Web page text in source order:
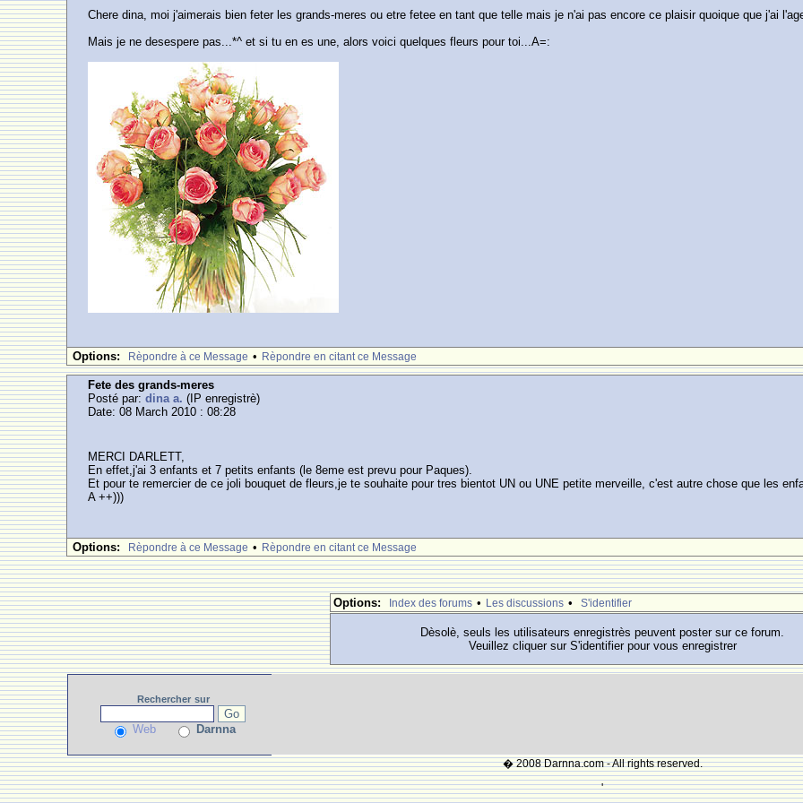
Chere dina, moi j'aimerais bien feter les grands-meres ou etre fetee en tant que telle mais je n'ai pas encore ce plaisir quoique que j'ai
Mais je ne desespere pas...*^ et si tu en es une, alors voici quelques fleurs pour toi...A=:
Options: Rèpondre à ce Message • Rèpondre en citant ce Message
Fete des grands-meres
Posté par:dina a. (IP enregistrè)
Date: 08 March 2010 : 08:28
MERCI DARLETT,
En effet,j'ai 3 enfants et 7 petits enfants (le 8eme est prevu pour Paques).
Et pour te remercier de ce joli bouquet de fleurs,je te souhaite pour tres bientot UN ou UNE petite merveille, c'est autre chose que les
A ++)))
Options: Rèpondre à ce Message • Rèpondre en citant ce Message
Options: Index des forums • Les discussions • S'identifier
Dèsolè, seuls les utilisateurs enregistrès peuvent poster sur ce forum.
Veuillez cliquer sur S'identifier pour vous enregistrer
Rechercher sur
Web Darnna
� 2008 Darnna.com - All rights reserved.
'